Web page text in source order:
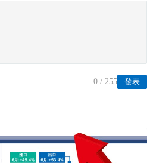
發表
0 / 255